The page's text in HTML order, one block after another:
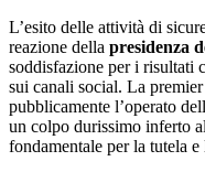
L’esito delle attività di
reazione della presidenza
soddisfazione per i risultati
sui canali social. La premier
pubblicamente l’operato
un colpo durissimo inferto
fondamentale per la tutela